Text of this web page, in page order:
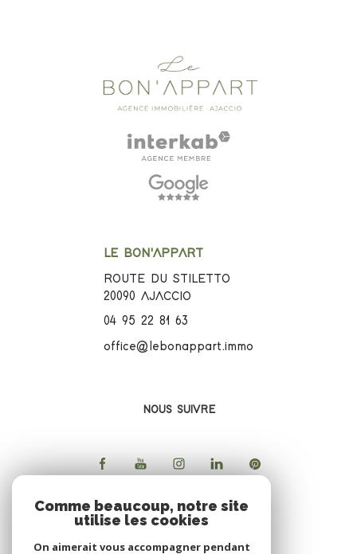
LE BON'APPART
ROUTE DU STILETTO
20090 AJACCIO
04 95 22 81 63
office@lebonappart.immo
NOUS SUIVRE
ADHERENTS
Comme beaucoup, notre site
utilise les cookies
On aimerait vous accompagner pendant